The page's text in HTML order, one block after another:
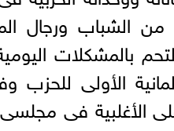
الشباب ورجال
بالمشكلات
الأغلبية فى